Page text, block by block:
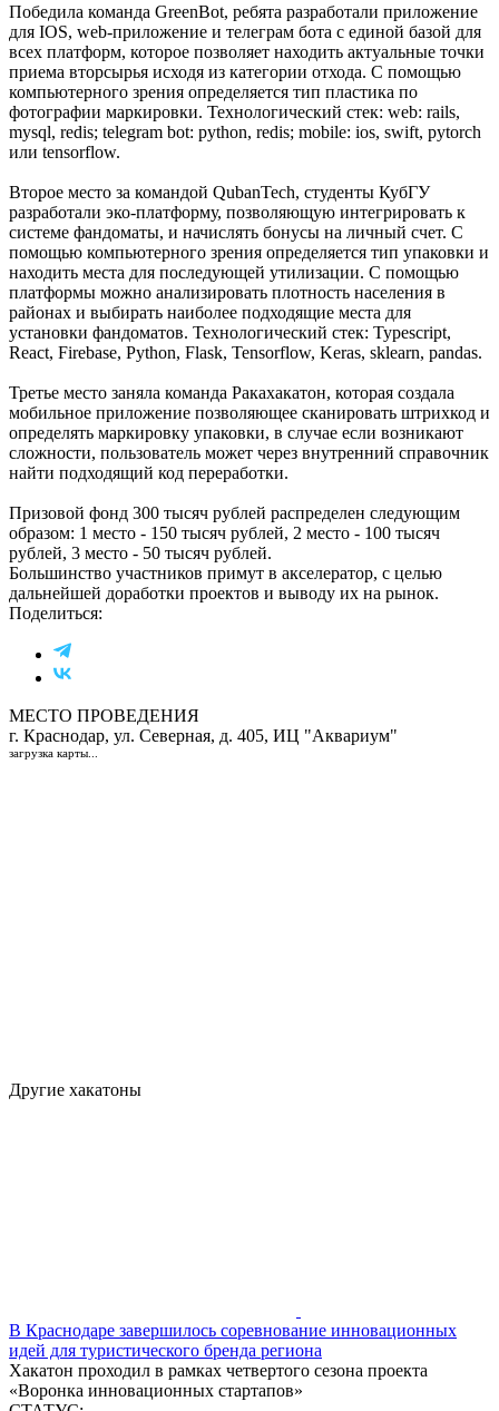
Победила команда GreenBot, ребята разработали приложение
для IOS, web-приложение и телеграм бота с единой базой для
всех платформ, которое позволяет находить актуальные точки
приема вторсырья исходя из категории отхода. С помощью
компьютерного зрения определяется тип пластика по
фотографии маркировки. Технологический стек: web: rails,
mysql, redis; telegram bot: python, redis; mobile: ios, swift, pytorch
или tensorflow.
Второе место за командой QubanTech, студенты КубГУ
разработали эко-платформу, позволяющую интегрировать к
системе фандоматы, и начислять бонусы на личный счет. С
помощью компьютерного зрения определяется тип упаковки и
находить места для последующей утилизации. С помощью
платформы можно анализировать плотность населения в
районах и выбирать наиболее подходящие места для
установки фандоматов. Технологический стек: Typescript,
React, Firebase, Python, Flask, Tensorflow, Keras, sklearn, pandas.
Третье место заняла команда Ракахакатон, которая создала
мобильное приложение позволяющее сканировать штрихкод и
определять маркировку упаковки, в случае если возникают
сложности, пользователь может через внутренний справочник
найти подходящий код переработки.
Призовой фонд 300 тысяч рублей распределен следующим
образом: 1 место - 150 тысяч рублей, 2 место - 100 тысяч
рублей, 3 место - 50 тысяч рублей.
Большинство участников примут в акселератор, с целью
дальнейшей доработки проектов и выводу их на рынок.
Поделиться:
МЕСТО ПРОВЕДЕНИЯ
г. Краснодар, ул. Северная, д. 405, ИЦ "Аквариум"
загрузка карты...
Другие хакатоны
В Краснодаре завершилось соревнование инновационных
идей для туристического бренда региона
Хакатон проходил в рамках четвертого сезона проекта
«Воронка инновационных стартапов»